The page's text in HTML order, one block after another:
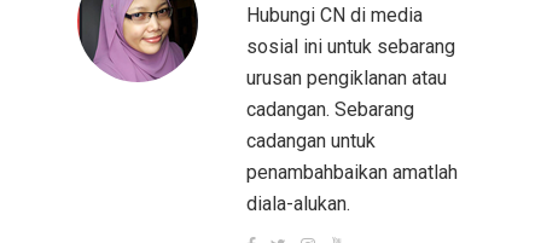
Hubungi CN di media
sosial ini untuk sebarang
urusan pengiklanan atau
cadangan. Sebarang
cadangan untuk
penambahbaikan amatlah
diala-alukan.